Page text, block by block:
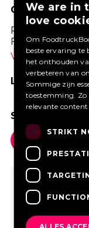
GOED
Profiteer van
Vraag een
LIKE ONS OP
SOCIAL MEDIA
We are in
love
Om
beste ervaring te
het onthouden
verbeteren van
Sommige zijn
toestemming. Zo
relevante
STRIKT